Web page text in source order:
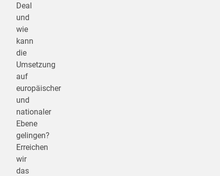
Deal
und
wie
kann
die
Umsetzung
auf
europäischer
und
nationaler
Ebene
gelingen?
Erreichen
wir
das